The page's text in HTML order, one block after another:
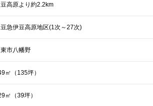
高原より約2.2km
急伊豆高原地区(1次～27次)
市八幡野
㎡（135坪）
㎡（39坪）